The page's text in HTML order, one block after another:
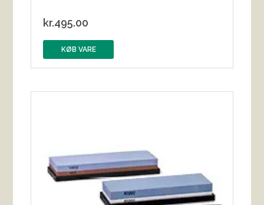
kr.495.00
KØB VARE